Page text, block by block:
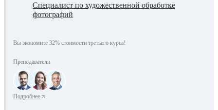
Специалист по художественной обработке
фотографий
Вы экономите 32% стоимости третьего курса!
Преподаватели
Подробнее